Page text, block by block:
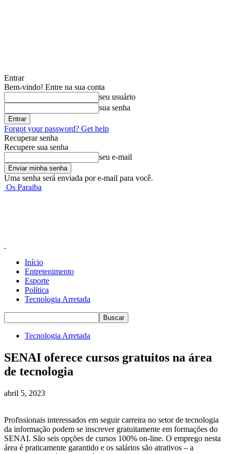
Entrar
Bem-vindo! Entre na sua conta
seu usuário
sua senha
Forgot your password? Get help
Recuperar senha
Recupere sua senha
seu e-mail
Uma senha será enviada por e-mail para você.
Os Paraiba
Início
Entretenimento
Esporte
Política
Tecnologia Arretada
Tecnologia Arretada
SENAI oferece cursos gratuitos na área
de tecnologia
abril 5, 2023
Profissionais interessados em seguir carreira no setor de tecnologia
da informação podem se inscrever gratuitamente em formações do
SENAI. São seis opções de cursos 100% on-line. O emprego nesta
área é praticamente garantido e os salários são atrativos – a